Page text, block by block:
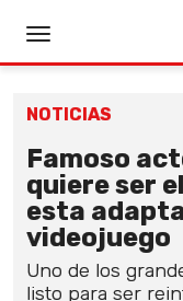
NOTICIAS
Famoso
quiere ser
esta
videojuego
Uno de los
listo para ser